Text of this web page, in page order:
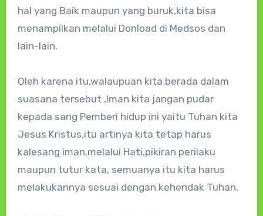
hal yang Baik maupun yang buruk,kita bisa
menampilkan melalui Donload di Medsos dan
lain-lain.
Oleh karena itu,walaupuan kita berada dalam
suasana tersebut ,Iman kita jangan pudar
kepada sang Pemberi hidup ini yaitu Tuhan kita
Jesus Kristus,itu artinya kita tetap harus
kalesang iman,melalui Hati,pikiran perilaku
maupun tutur kata, semuanya itu kita harus
melakukannya sesuai dengan kehendak Tuhan.